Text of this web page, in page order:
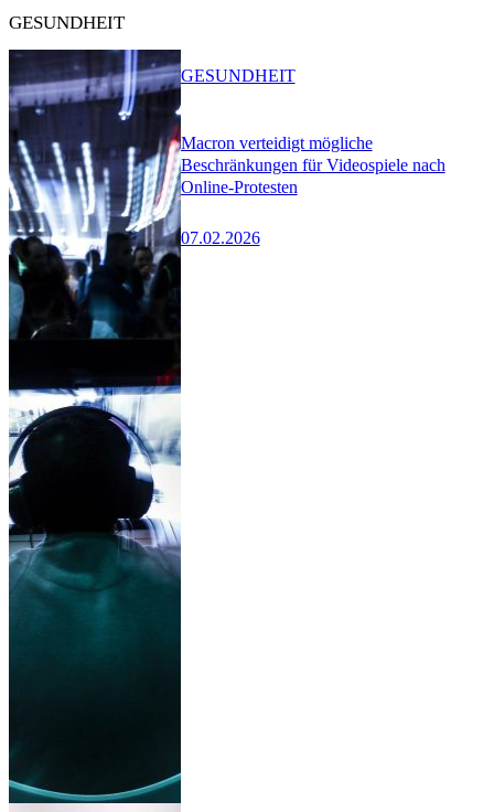
GESUNDHEIT
Macron verteidigt mögliche
Beschränkungen für Videospiele nach
Online-Protesten
07.02.2026
GESUNDHEIT